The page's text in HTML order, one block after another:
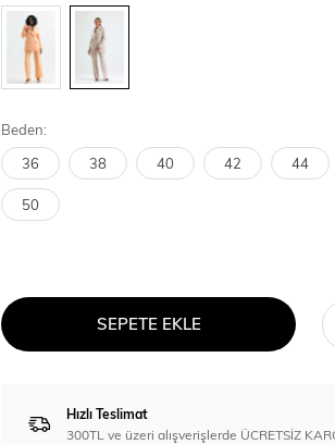
Beden:
36 38 40 42 44
50
SEPETE EKLE
Hızlı Teslimat
300TL ve üzeri alışverişlerde ÜCRETSİZ